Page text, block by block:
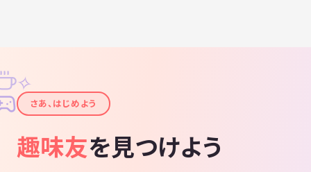
✦
✧
さあ、はじめよう
趣味友を見つけよう